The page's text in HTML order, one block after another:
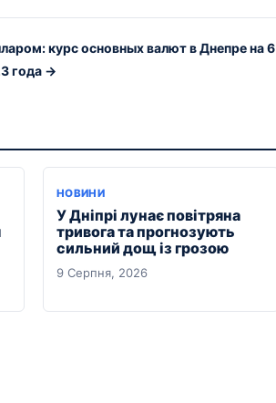
курс основных валют в Днепре на 6
года →
НОВИНИ
У Дніпрі лунає повітряна
тривога та прогнозують
сильний дощ із грозою
9 Серпня, 2026